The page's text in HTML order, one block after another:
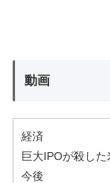
動画
経済
巨大IPOが殺し
今後